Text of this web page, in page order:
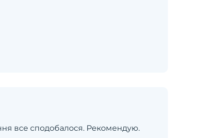
все сподобалося. Рекомендую.